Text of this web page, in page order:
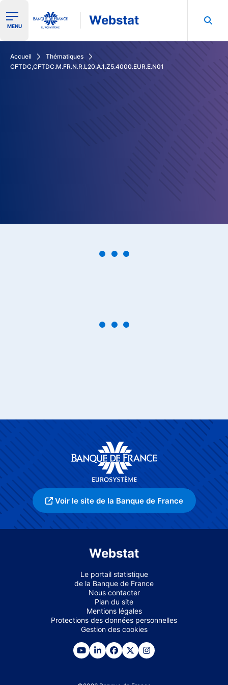
Ouvrir le menu de navigation
MENU Webstat
Accueil
Thématiques
CFTDC,CFTDC.M.FR.N.R.L20.A.1.Z5.4000.EUR.E.N01
Voir le site de la Banque de France
Webstat
Le portail statistique
de la Banque de France
Nous contacter
Plan du site
Mentions légales
Protections des données personnelles
Gestion des cookies